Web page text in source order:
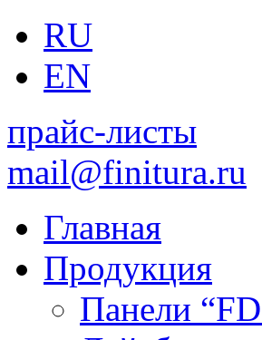
RU
EN
прайс-листы
mail@finitura.ru
Главная
Продукция
Панели